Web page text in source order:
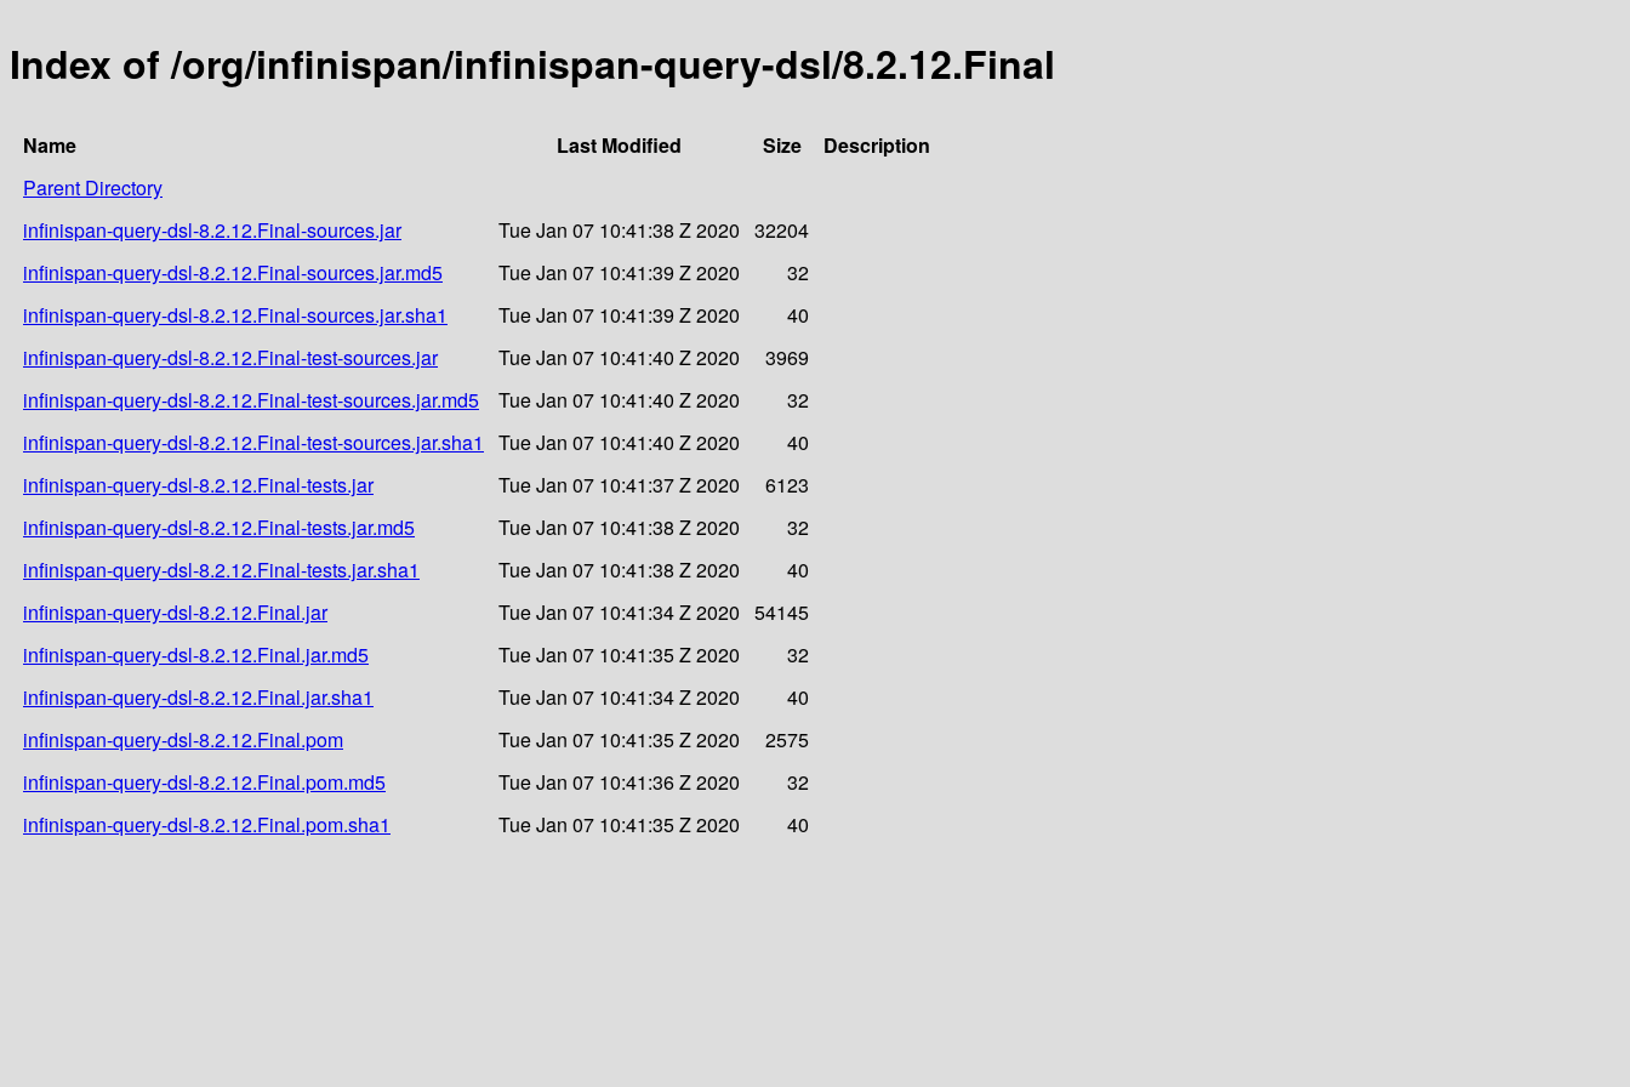
Index of /org/infinispan/infinispan-query-dsl/8.2.12.Final
Name Last Modified Size
Description
Parent Directory
infinispan-query-dsl-8.2.12.Final-sources.jar
Tue Jan 07 10:41:38 Z 2020 32204
infinispan-query-dsl-8.2.12.Final-sources.jar.md5
Tue Jan 07 10:41:39 Z 2020
32
infinispan-query-dsl-8.2.12.Final-sources.jar.sha1
Tue Jan 07 10:41:39 Z 2020
40
infinispan-query-dsl-8.2.12.Final-test-sources.jar
Tue Jan 07 10:41:40 Z 2020
3969
infinispan-query-dsl-8.2.12.Final-test-sources.jar.md5
Tue Jan 07 10:41:40 Z 2020
32
infinispan-query-dsl-8.2.12.Final-test-sources.jar.sha1
Tue Jan 07 10:41:40 Z 2020
40
infinispan-query-dsl-8.2.12.Final-tests.jar
Tue Jan 07 10:41:37 Z 2020
6123
infinispan-query-dsl-8.2.12.Final-tests.jar.md5
Tue Jan 07 10:41:38 Z 2020
32
infinispan-query-dsl-8.2.12.Final-tests.jar.sha1
Tue Jan 07 10:41:38 Z 2020
40
infinispan-query-dsl-8.2.12.Final.jar
Tue Jan 07 10:41:34 Z 2020 54145
infinispan-query-dsl-8.2.12.Final.jar.md5
Tue Jan 07 10:41:35 Z 2020
32
infinispan-query-dsl-8.2.12.Final.jar.sha1
Tue Jan 07 10:41:34 Z 2020
40
infinispan-query-dsl-8.2.12.Final.pom
Tue Jan 07 10:41:35 Z 2020
2575
infinispan-query-dsl-8.2.12.Final.pom.md5
Tue Jan 07 10:41:36 Z 2020
32
infinispan-query-dsl-8.2.12.Final.pom.sha1
Tue Jan 07 10:41:35 Z 2020 40